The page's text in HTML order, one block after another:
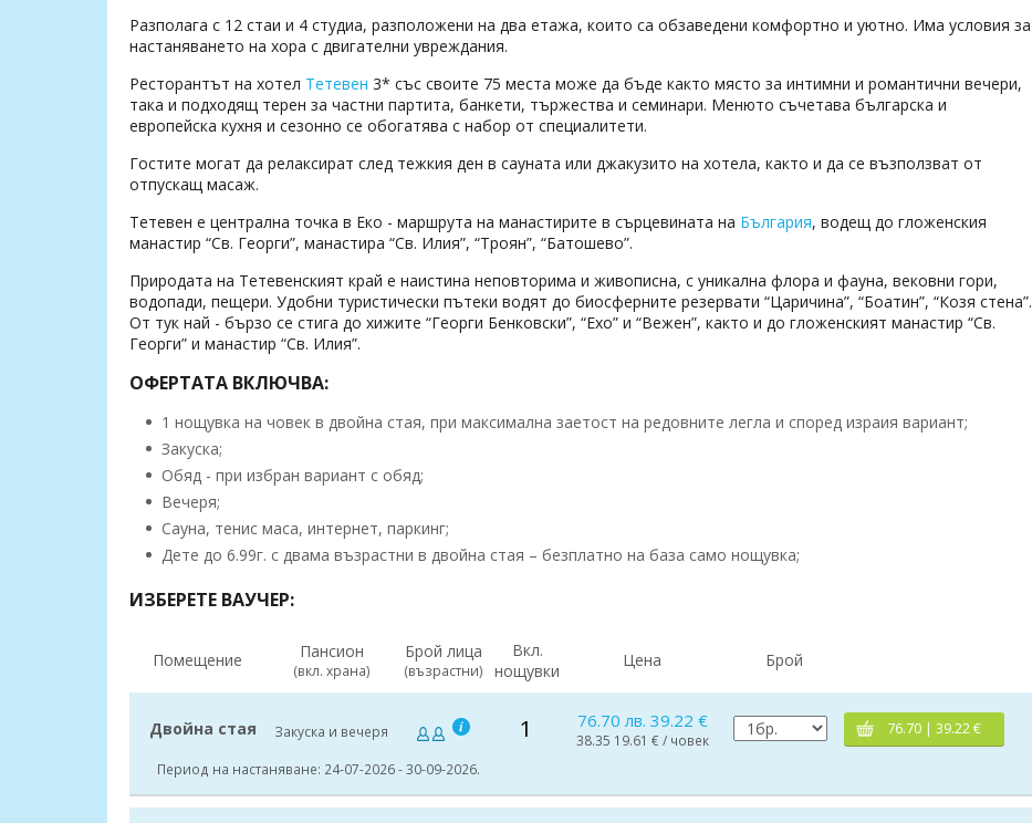
Разполага с 12 стаи и 4 студиа, разположени на два етажа, които са обзаведени комфортно и уютно. Има условия за
настаняването на хора с двигателни увреждания.
Ресторантът на хотел Тетевен 3* със своите 75 места може да бъде както място за интимни и романтични вечери,
така и подходящ терен за частни партита, банкети, тържества и семинари. Менюто съчетава българска и
европейска кухня и сезонно се обогатява с набор от специалитети.
Гостите могат да релаксират след тежкия ден в сауната или джакузито на хотела, както и да се възползват от
отпускащ масаж.
Тетевен е централна точка в Еко - маршрута на манастирите в сърцевината на България, водещ до гложенския
манастир “Св. Георги”, манастира “Св. Илия”, “Троян”, “Батошево”.
Природата на Тетевенският край е наистина неповторима и живописна, с уникална флора и фауна, вековни гори,
водопади, пещери. Удобни туристически пътеки водят до биосферните резервати “Царичина”, “Боатин”, “Козя стена”.
От тук най - бързо се стига до хижите “Георги Бенковски”, “Ехо” и “Вежен”, както и до гложенският манастир “Св.
Георги” и манастир “Св. Илия”.
ОФЕРТАТА ВКЛЮЧВА:
1 нощувка на човек в двойна стая, при максимална заетост на редовните легла и според израия вариант;
Закуска;
Обяд - при избран вариант с обяд;
Вечеря;
Сауна, тенис маса, интернет, паркинг;
Дете до 6.99г. с двама възрастни в двойна стая – безплатно на база само нощувка;
ИЗБЕРЕТЕ ВАУЧЕР:
Помещение Пансион
(вкл. храна)
Брой лица
(възрастни)
Вкл.
нощувки
Цена Брой
Двойна стая Закуска и вечеря 1 76.70 лв. 39.22 €
38.35 19.61 € / човек
76.70 | 39.22 €
Период на настаняване: 24-07-2026 - 30-09-2026.